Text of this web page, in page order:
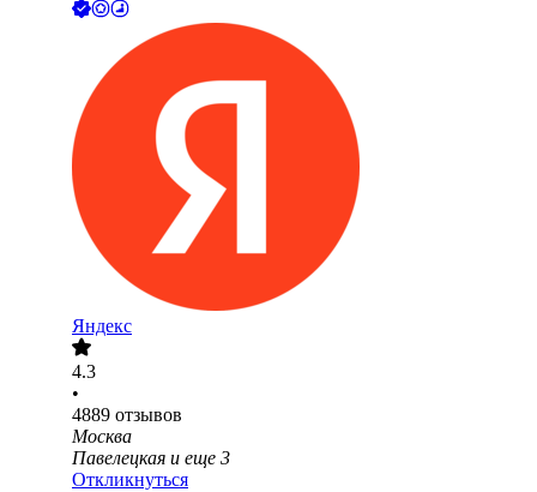
Яндекс
4.3
•
4889 отзывов
Москва
Павелецкая и еще 3
Откликнуться